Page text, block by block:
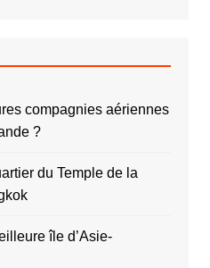
compagnies aériennes
?
du Temple de la
île d’Asie-